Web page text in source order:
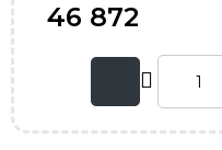
46 872